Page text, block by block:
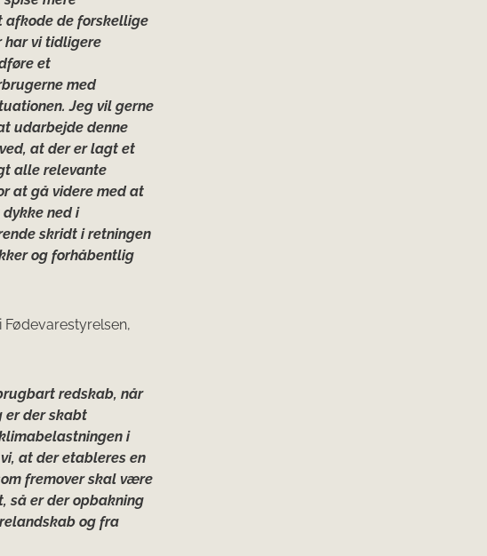
afkode de forskellige
har vi tidligere
et
med
Jeg vil gerne
udarbejde denne
at der er lagt et
alle relevante
at gå videre med at
ned i
skridt i retningen
og forhåbentlig
redskab, når
er der skabt
i
at der etableres en
fremover skal være
så er der opbakning
og fra